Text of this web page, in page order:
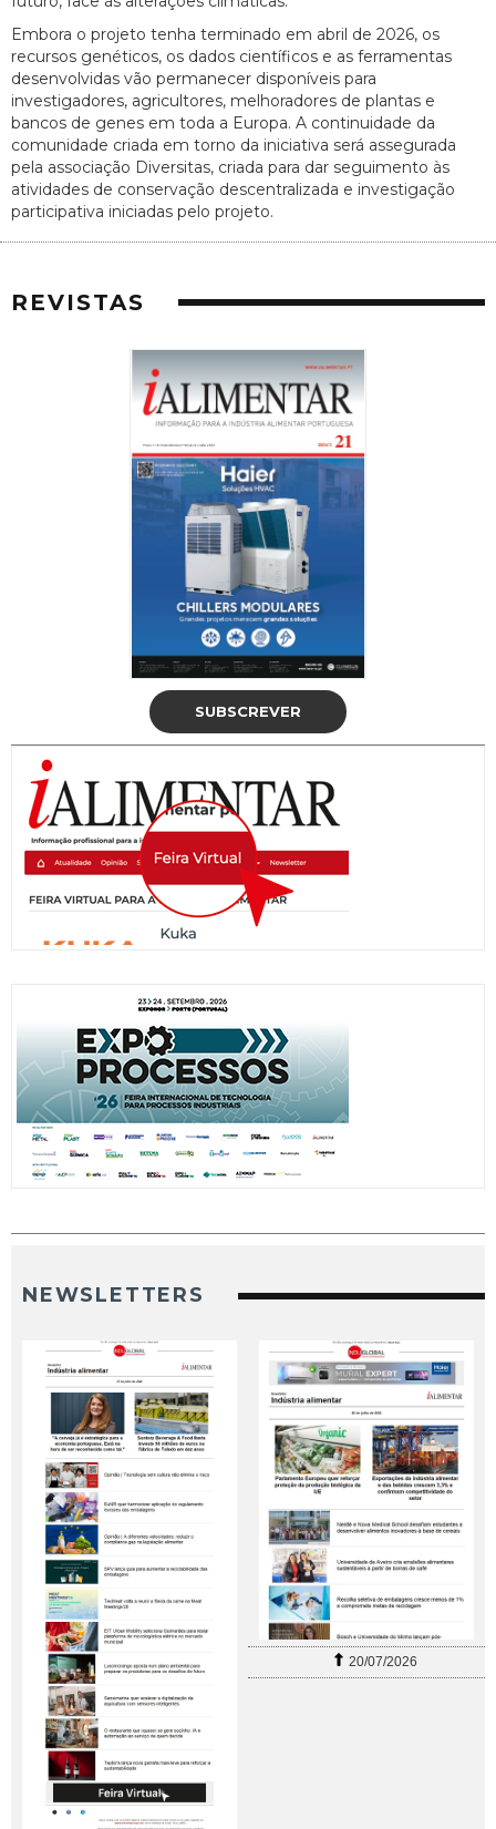
Embora o projeto tenha terminado em abril de 2026, os
recursos genéticos, os dados científicos e as ferramentas
desenvolvidas vão permanecer disponíveis para
investigadores, agricultores, melhoradores de plantas e
bancos de genes em toda a Europa. A continuidade da
comunidade criada em torno da iniciativa será assegurada
pela associação Diversitas, criada para dar seguimento às
atividades de conservação descentralizada e investigação
participativa iniciadas pelo projeto.
REVISTAS
SUBSCREVER
NEWSLETTERS
20/07/2026